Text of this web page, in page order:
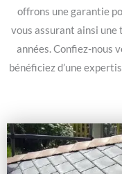
offrons une garantie
vous assurant ainsi une
années. Confiez-nous
bénéficiez d’une